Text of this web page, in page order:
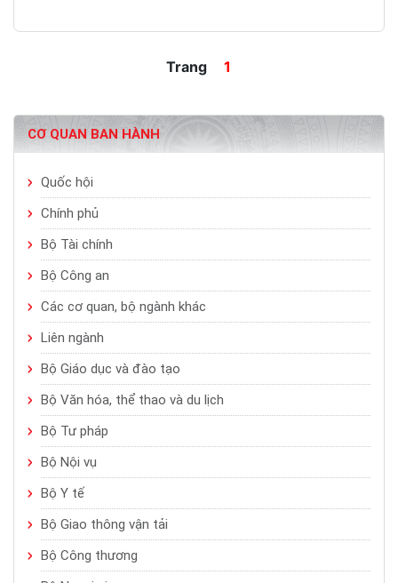
Trang 1
CƠ QUAN BAN HÀNH
Quốc hội
Chính phủ
Bộ Tài chính
Bộ Công an
Các cơ quan, bộ ngành khác
Liên ngành
Bộ Giáo dục và đào tạo
Bộ Văn hóa, thể thao và du lịch
Bộ Tư pháp
Bộ Nội vụ
Bộ Y tế
Bộ Giao thông vận tải
Bộ Công thương